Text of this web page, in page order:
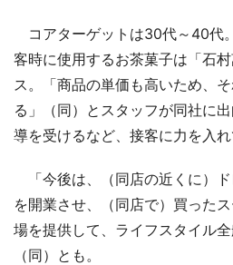
コアターゲットは30代～40代
客時に使用するお茶菓子は「石
ス。「商品の単価も高いため、
る」（同）とスタッフが同社に
導を受けるなど、接客に力を入れ
「今後は、（同店の近くに）
を開業させ、（同店で）買った
場を提供して、ライフスタイル
（同）とも。